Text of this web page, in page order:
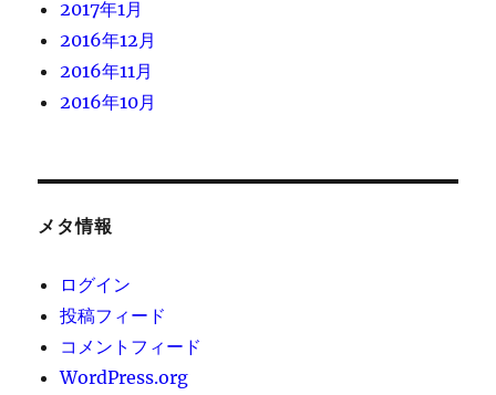
2017年1月
2016年12月
2016年11月
2016年10月
メタ情報
ログイン
投稿フィード
コメントフィード
WordPress.org